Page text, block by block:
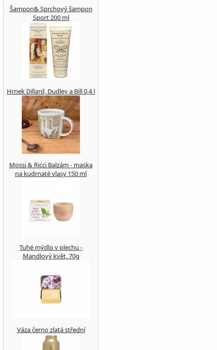
Šampon& Sprchový šampon
Sport 200 ml
Hrnek Dillard, Dudley a Bill 0,4 l
Mossi & Ricci Balzám - maska
na kudrnaté vlasy 150 ml
Tuhé mýdlo v plechu -
Mandlový květ, 70g
Váza černo zlatá střední